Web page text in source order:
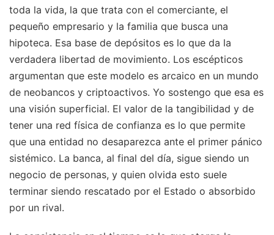
toda la vida, la que trata con el comerciante, el
pequeño empresario y la familia que busca una
hipoteca. Esa base de depósitos es lo que da la
verdadera libertad de movimiento. Los escépticos
argumentan que este modelo es arcaico en un mundo
de neobancos y criptoactivos. Yo sostengo que esa es
una visión superficial. El valor de la tangibilidad y de
tener una red física de confianza es lo que permite
que una entidad no desaparezca ante el primer pánico
sistémico. La banca, al final del día, sigue siendo un
negocio de personas, y quien olvida esto suele
terminar siendo rescatado por el Estado o absorbido
por un rival.